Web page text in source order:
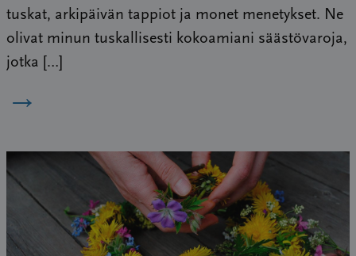
tuskat, arkipäivän tappiot ja monet menetykset. Ne
olivat minun tuskallisesti kokoamiani säästövaroja,
jotka […]
→